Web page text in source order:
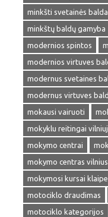
minkšti svetainės
minkštų baldų gamyba
modernios spintos
modernios virtuves
modernus svetaines
modernus virtuves
mokausi vairuoti
mokyklu reitingai
mokymo centrai
mokymo centras vilnius
mokymosi kursai
motociklo draudimas
motociklo kategorijos